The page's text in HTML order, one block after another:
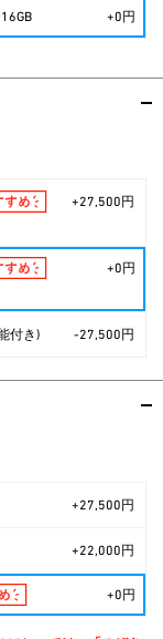
+0円
+27,500円
+0円
付き) -27,500円
+27,500円
+22,000円
+0円